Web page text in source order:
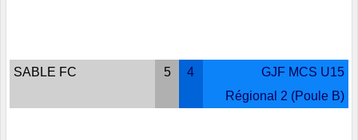
SABLE FC 5 4
GJF MCS U15
Régional 2 (Poule B)